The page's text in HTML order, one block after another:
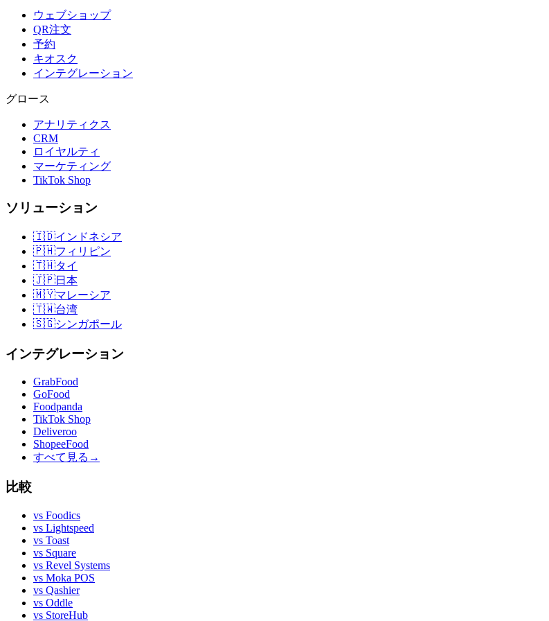
ウェブショップ
QR注文
予約
キオスク
インテグレーション
グロース
アナリティクス
CRM
ロイヤルティ
マーケティング
TikTok Shop
ソリューション
🇮🇩インドネシア
🇵🇭フィリピン
🇹🇭タイ
🇯🇵日本
🇲🇾マレーシア
🇹🇼台湾
🇸🇬シンガポール
インテグレーション
GrabFood
GoFood
Foodpanda
TikTok Shop
Deliveroo
ShopeeFood
すべて見る →
比較
vs Foodics
vs Lightspeed
vs Toast
vs Square
vs Revel Systems
vs Moka POS
vs Qashier
vs Oddle
vs StoreHub